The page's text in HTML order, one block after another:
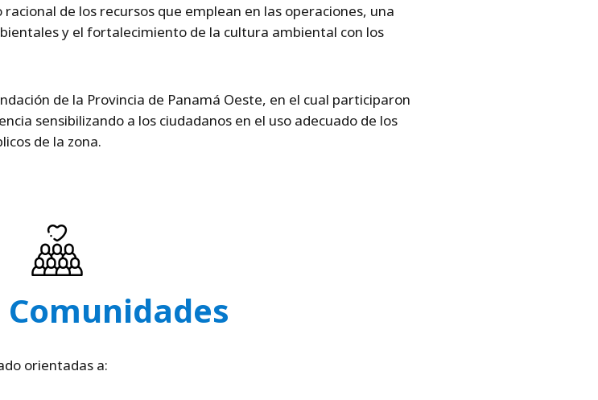
de los recursos que emplean en las operaciones, una
y el fortalecimiento de la cultura ambiental con los
de la Provincia de Panamá Oeste, en el cual participaron
sensibilizando a los ciudadanos en el uso adecuado de los
de la zona.
Comunidades
orientadas a: